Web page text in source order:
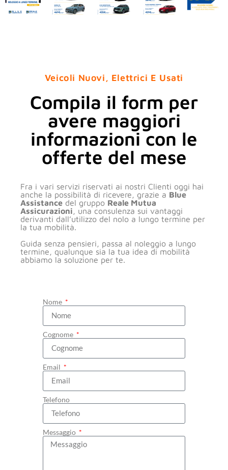
Veicoli Nuovi, Elettrici E Usati
Compila il form per
avere maggiori
informazioni con le
offerte del mese
Fra i vari servizi riservati ai nostri Clienti oggi hai
anche la possibilità di ricevere, grazie a Blue
Assistance del gruppo Reale Mutua
Assicurazioni, una consulenza sui vantaggi
derivanti dall’utilizzo del nolo a lungo termine per
la tua mobilità.
Guida senza pensieri, passa al noleggio a lungo
termine, qualunque sia la tua idea di mobilità
abbiamo la soluzione per te.
Nome
Cognome
Email
Telefono
Messaggio